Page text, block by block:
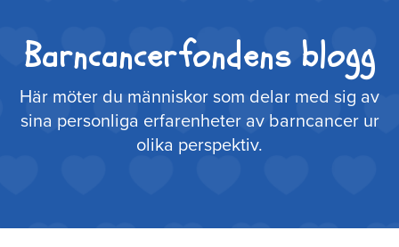
Barncancerfondens blogg
Här möter du människor som delar med sig av
sina personliga erfarenheter av barncancer ur
olika perspektiv.